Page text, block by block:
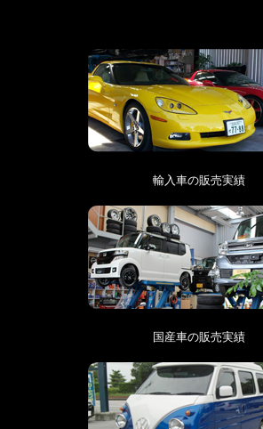
輸入車の販売実績
国産車の販売実績